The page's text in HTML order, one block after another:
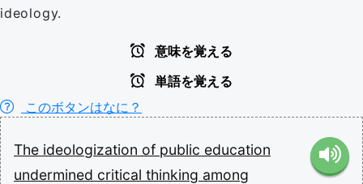
ideology.
意味を覚える
単語を覚える
このボタンはなに？
The ideologization of public education
undermined critical thinking among